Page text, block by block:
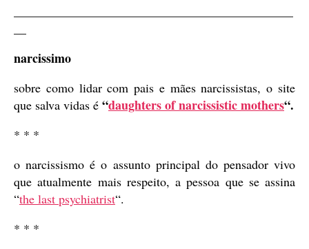
narcissimo
sobre como lidar com pais e mães narcissistas, o site
que salva vidas é “daughters of narcissistic mothers“.
* * *
o narcissismo é o assunto principal do pensador vivo
que atualmente mais respeito, a pessoa que se assina
“the last psychiatrist“.
* * *